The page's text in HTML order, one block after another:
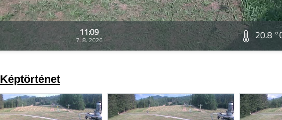
11:09
7. 8. 2026 20.8
Képtörténet